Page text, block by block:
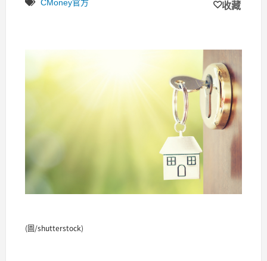
CMoney官方 收藏
(圖/shutterstock)